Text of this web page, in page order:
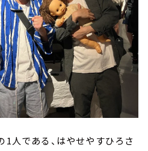
1人である、はやせやすひろさ